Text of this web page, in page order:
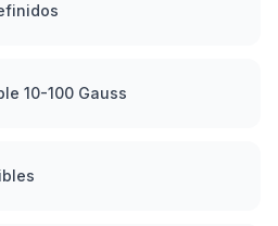
10-100 Gauss